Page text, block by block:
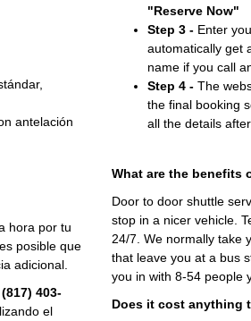
antelación
hora por tu
posible que
adicional.
(817) 403-
el
"Reserve Now"
Step 3 -Enter
automatically get
name if you call
Step 4 -The
the final booking
all the details
What are the benefits
Door to door shuttle
stop in a nicer vehicle.
24/7. We normally take
that leave you at a bus
you in with 8-54 people
Does it cost anything